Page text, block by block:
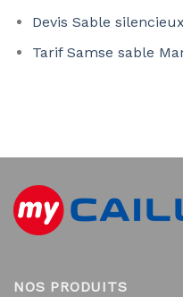
Devis Sable
Tarif Samse sable
NOS PRODUITS